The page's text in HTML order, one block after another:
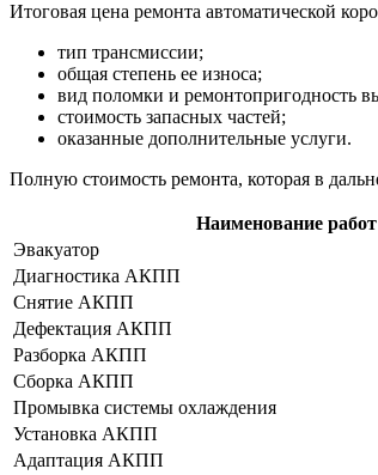
Итоговая цена ремонта автоматической
тип трансмиссии;
общая степень ее износа;
вид поломки и ремонтопригодность
стоимость запасных частей;
оказанные дополнительные услуги.
Полную стоимость ремонта, которая в
Наименование работ
Эвакуатор
Диагностика АКПП
Снятие АКПП
Дефектация АКПП
Разборка АКПП
Сборка АКПП
Промывка системы охлаждения
Установка АКПП
Адаптация АКПП